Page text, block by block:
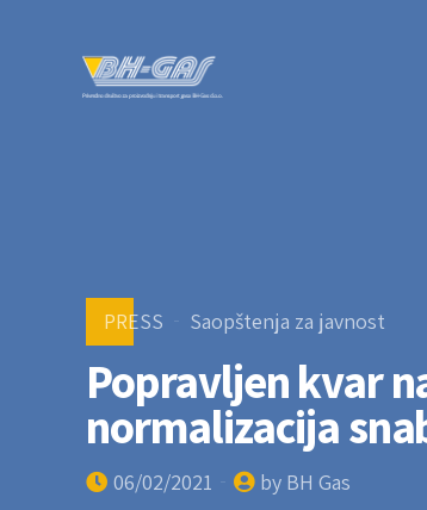
PRESS Saopštenja za javnost
Popravljen kvar
normalizacija
06/02/2021 by BH Gas